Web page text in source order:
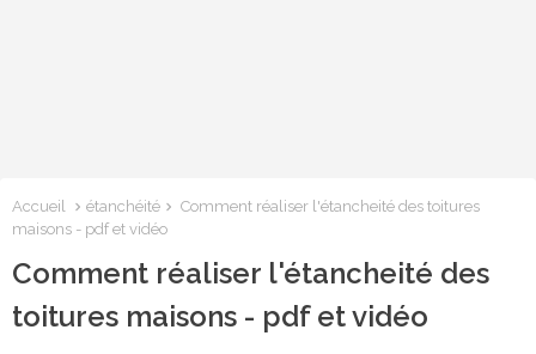
Accueil étanchéité
Comment réaliser l'étancheité des toitures
maisons - pdf et vidéo
Comment réaliser l'étancheité des
toitures maisons - pdf et vidéo